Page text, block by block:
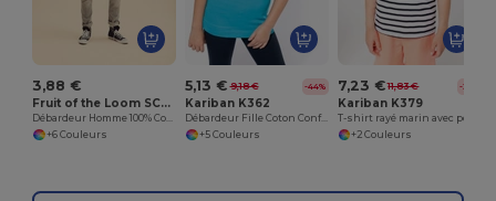
3,88 €
Fruit of the Loom SC294
Débardeur Homme 100% Coton
+6 Couleurs
5,13 € 9,18 € -44%
Kariban K362
Débardeur Fille Coton Confortable et Stylé
+5 Couleurs
7,23 € 11,83 € -39%
Kariban K379
+2 Couleurs